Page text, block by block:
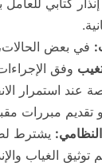
في بعض
وفق
عند استمرار
تقديم مبررات
النظامي: يشترط
توثيق الغياب